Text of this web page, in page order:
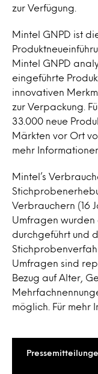
zur Verfügung.
Mintel GNPD ist
Mintel GNPD
eingeführte
innovativen
zur Verpackung.
33.000 neue
Märkten vor Ort
mehr
Mintel’s
Verbrauchern (16
Umfragen wurden
durchgeführt und
Umfragen sind
Bezug auf Alter,
möglich. Für mehr